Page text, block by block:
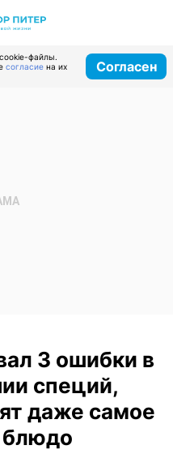
файлы.
согласие на их
Согласен
3 ошибки в
специй,
даже самое
блюдо